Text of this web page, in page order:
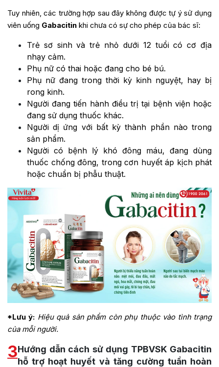
Tuy nhiên, các trường hợp sau đây không được tự ý sử dụng
viên uống Gabacitin khi chưa có sự cho phép của bác sĩ:
Trẻ sơ sinh và trẻ nhỏ dưới 12 tuổi có cơ địa
nhạy cảm.
Phụ nữ có thai hoặc đang cho bé bú.
Phụ nữ đang trong thời kỳ kinh nguyệt, hay bị
rong kinh.
Người đang tiến hành điều trị tại bệnh viện hoặc
đang sử dụng thuốc khác.
Người dị ứng với bất kỳ thành phần nào trong
sản phẩm.
Người có bệnh lý khó đông máu, đang dùng
thuốc chống đông, trong cơn huyết áp kịch phát
hoặc chuẩn bị phẫu thuật.
*Lưu ý: Hiệu quả sản phẩm còn phụ thuộc vào tình trạng
của mỗi người.
3Hướng dẫn cách sử dụng TPBVSK Gabacitin
hỗ trợ hoạt huyết và tăng cường tuần hoàn